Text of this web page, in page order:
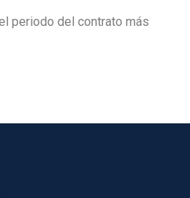
periodo del contrato más